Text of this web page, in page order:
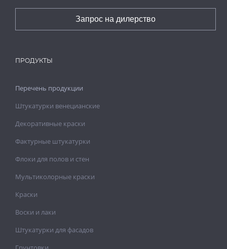
ПРОДУКТЫ
Перечень продукции
Штукатурки венецианские
Декоративные краски
Фактурные штукатурки
Флоки для полов и стен
Мультиколорные краски
Краски
Воски и лаки
Штукатурки для фасадов
Запрос на дилерство